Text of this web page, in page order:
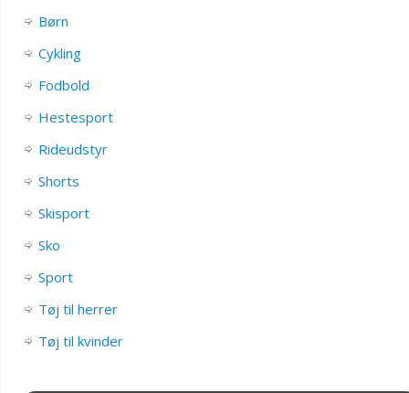
Børn
Cykling
Fodbold
Hestesport
Rideudstyr
Shorts
Skisport
Sko
Sport
Tøj til herrer
Tøj til kvinder